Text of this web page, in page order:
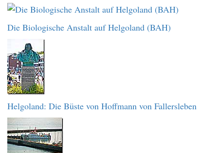
Die Biologische Anstalt auf Helgoland (BAH)
Helgoland: Die Büste von Hoffmann von Fallersleben